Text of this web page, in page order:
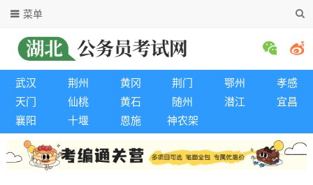
菜单
武汉 荆州 黄冈 荆门 鄂州
孝感
天门
仙桃 黄石 随州 潜江
宜昌
襄阳
十堰 恩施 神农架